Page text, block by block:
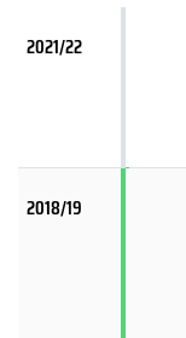
2021/22
2018/19